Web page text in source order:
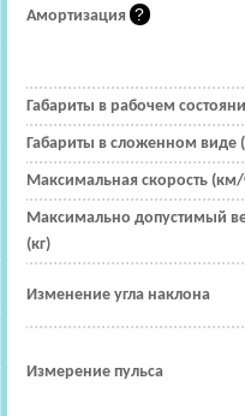
Амортизация
Габариты в рабочем
Габариты в сложенном виде
Максимальная скорость
Максимально допустимый
(кг)
Изменение угла наклона
Измерение пульса